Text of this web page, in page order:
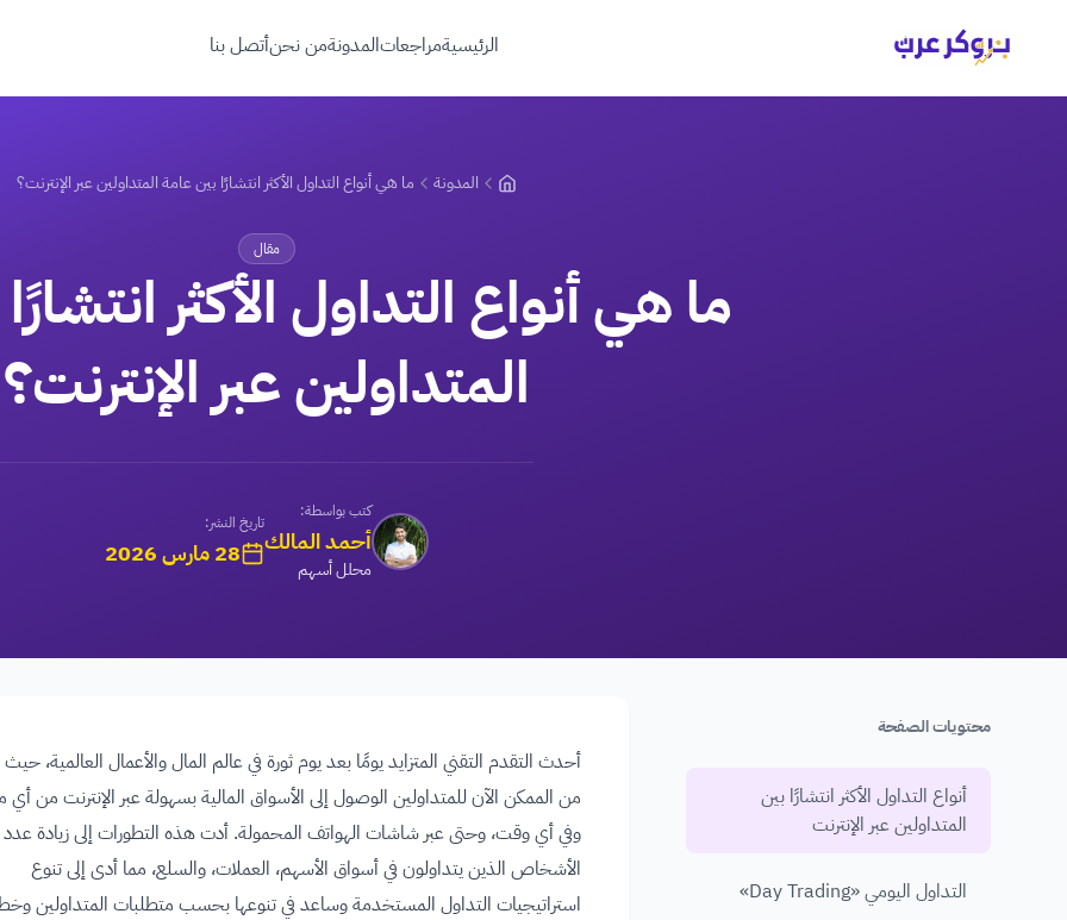
الرئيسيةمراجعاتالمدونةمن نحنأتصل بنا
المدونة ما هي أنواع التداول الأكثر انتشارًا بين عامة المتداولين عبر الإنترنت؟
مقال
ما هي أنواع التداول الأكثر
المتداولين عبر الإنترنت؟
كتب بواسطة:
أحمد المالك
محلل أسهم
تاريخ النشر:
28 مارس 2026
محتويات الصفحة
أنواع التداول الأكثر انتشارًا بين
المتداولين عبر الإنترنت
التداول اليومي «Day Trading»
أحدث التقدم التقني المتزايد يومًا بعد يوم ثورة في عالم المال والأعمال العالمية،
من الممكن الآن للمتداولين الوصول إلى الأسواق المالية بسهولة عبر الإنترنت من أي
وفي أي وقت، وحتى عبر شاشات الهواتف المحمولة. أدت هذه التطورات إلى زيادة عدد
الأشخاص الذين يتداولون في أسواق الأسهم، العملات، والسلع، مما أدى إلى تنوع
استراتيجيات التداول المستخدمة وساعد في تنوعها بحسب متطلبات المتداولين